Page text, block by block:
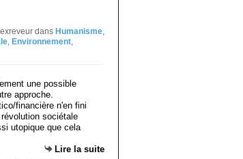
dans Humanisme,
, Environnement,
financière n'en fini
sociétale
utopique que cela
Lire la suite